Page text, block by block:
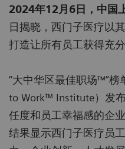
2024年12月6日，中国
日揭晓，西门子医疗以
打造让所有员工获得充
“大中华区最佳职场™”
to Work™ Institute）发
任度和员工幸福感的企
结果显示西门子医疗员